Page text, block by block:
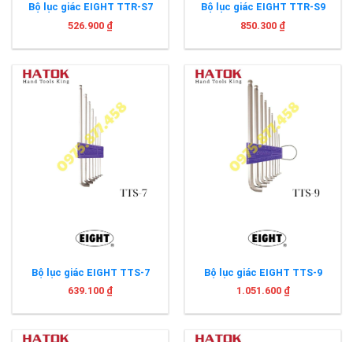
Bộ lục giác EIGHT TTR-S7
526.900 ₫
Bộ lục giác EIGHT TTR-S9
850.300 ₫
Bộ lục giác EIGHT TTS-7
639.100 ₫
Bộ lục giác EIGHT TTS-9
1.051.600 ₫